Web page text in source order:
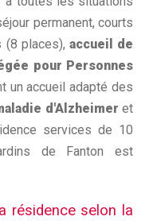
permanent, courts
(8 places), accueil de
pour Personnes
un accueil adapté des
d'Alzheimer et
services de 10
de Fanton est
résidence selon la